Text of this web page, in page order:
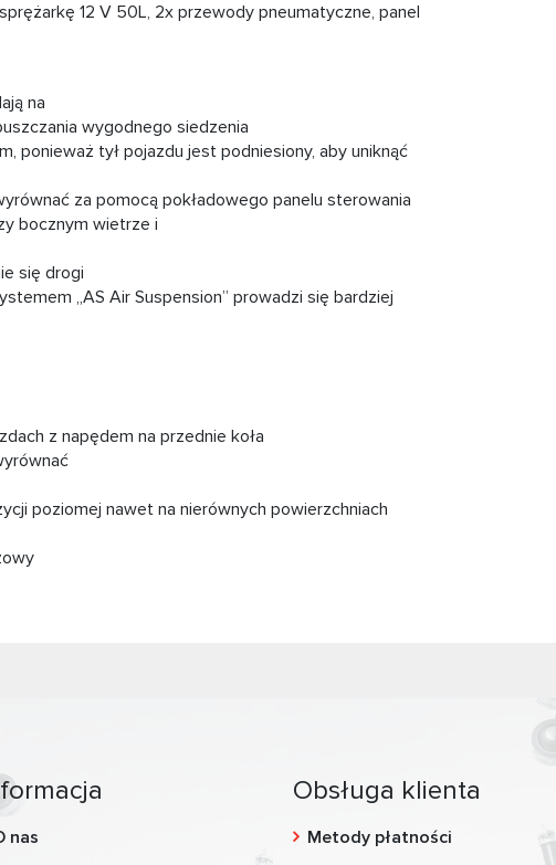
12 V 50L, 2x przewody pneumatyczne, panel
na
wygodnego siedzenia
ponieważ tył pojazdu jest podniesiony, aby uniknąć
za pomocą pokładowego panelu sterowania
bocznym wietrze i
się drogi
„AS Air Suspension” prowadzi się bardziej
z napędem na przednie koła
poziomej nawet na nierównych powierzchniach
nas
Obsługa klienta
Metody płatności